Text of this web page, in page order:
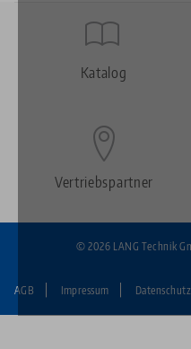
Quicklinks
Katalog
Vertriebspartner
Fußzeile:
AGB Impressum Datenschutz
© 2026 LANG Technik